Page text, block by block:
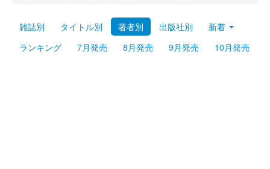
Myシェルフ
プレミアム
雑誌別 タイトル別 著者別 出版社別
新着
ランキング
7月発売 8月発売 9月発売 10月発売